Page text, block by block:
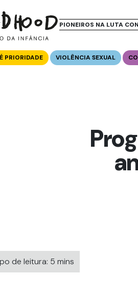
PIONEIROS NA LUTA
PRIORIDADE VIOLÊNCIA SEXUAL
de leitura: 5 mins